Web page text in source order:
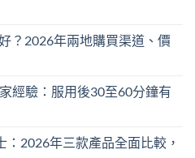
？2026年兩地購買渠道、價
經驗：服用後30至60分鐘有
：2026年三款產品全面比較，